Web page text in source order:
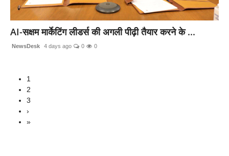
AI-सक्षम मार्केटिंग लीडर्स की अगली पीढ़ी तैयार करने के ...
NewsDesk 4 days ago 0 0
1
2
3
›
»